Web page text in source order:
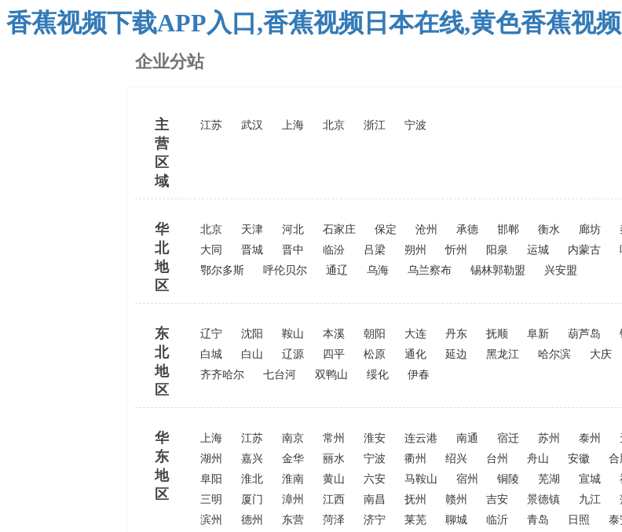
香蕉视频下载APP入口,香蕉视频日本在线,黄色香蕉视
企业分站
主
营
区
域
江苏 武汉 上海 北京 浙江 宁波
华
北
地
区
北京 天津 河北 石家庄 保定 沧州 承德 邯郸 衡水 廊坊
大同
晋城 晋中 临汾 吕梁 朔州 忻州 阳泉 运城 内蒙古
鄂尔多斯
呼伦贝尔 通辽 乌海 乌兰察布 锡林郭勒盟 兴安盟
东
北
地
区
辽宁 沈阳 鞍山 本溪 朝阳 大连 丹东 抚顺 阜新 葫芦岛
白城
白山 辽源 四平 松原 通化 延边 黑龙江 哈尔滨 大庆
齐齐哈尔
七台河 双鸭山 绥化 伊春
华
东
地
区
上海 江苏 南京 常州 淮安 连云港 南通 宿迁 苏州 泰州
湖州
嘉兴 金华 丽水 宁波 衢州 绍兴 台州 舟山 安徽 合
阜阳
淮北 淮南 黄山 六安 马鞍山 宿州 铜陵 芜湖 宣城
三明
厦门 漳州 江西 南昌 抚州 赣州 吉安 景德镇 九江
滨州
德州 东营 菏泽 济宁 莱芜 聊城 临沂 青岛 日照 泰